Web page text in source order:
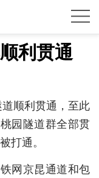
利贯通
顺利贯通，至此
园隧道群全部贯
打通。
网京昆通道和包